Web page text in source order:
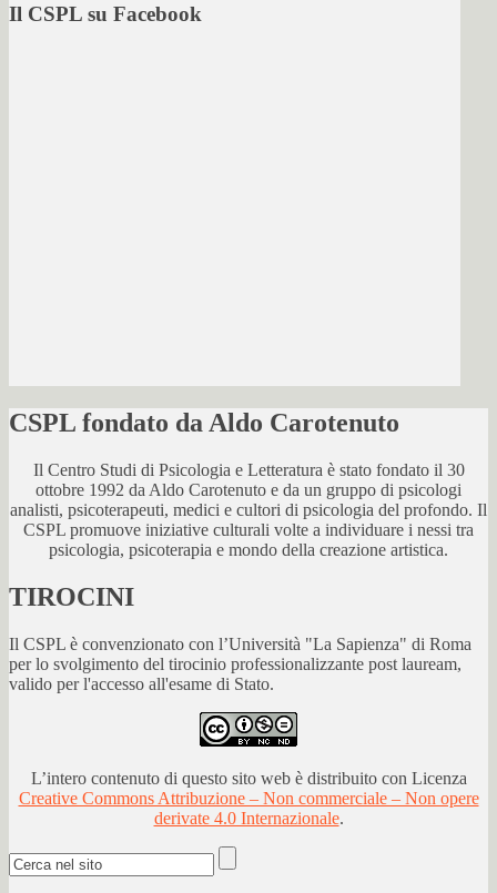
Il CSPL su Facebook
CSPL fondato da Aldo Carotenuto
Il Centro Studi di Psicologia e Letteratura è stato fondato il 30
ottobre 1992 da Aldo Carotenuto e da un gruppo di psicologi
analisti, psicoterapeuti, medici e cultori di psicologia del profondo. Il
CSPL promuove iniziative culturali volte a individuare i nessi tra
psicologia, psicoterapia e mondo della creazione artistica.
TIROCINI
Il CSPL è convenzionato con l’Università "La Sapienza" di Roma
per lo svolgimento del tirocinio professionalizzante post lauream,
valido per l'accesso all'esame di Stato.
L’intero contenuto di questo sito web è distribuito con Licenza
Creative Commons Attribuzione – Non commerciale – Non opere
derivate 4.0 Internazionale.